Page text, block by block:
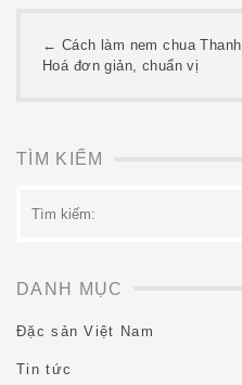
Post
← Cách làm nem chua Thanh
Hoá đơn giản, chuẩn vị
TÌM KIẾM
kiếm:
DANH MỤC
Đặc sản Việt Nam
Tin tức